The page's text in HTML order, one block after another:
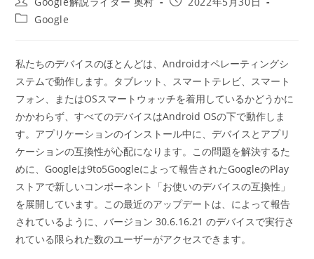
稿
者:
投
テ
ゴ
リ
ー:
Google
私たちのデバイスのほとんどは、Androidオペレーティングシ
ステムで動作します。タブレット、スマートテレビ、スマート
フォン、またはOSスマートウォッチを着用しているかどうかに
かかわらず、すべてのデバイスはAndroid OSの下で動作しま
す。アプリケーションのインストール中に、デバイスとアプリ
ケーションの互換性が心配になります。この問題を解決するた
めに、Googleは9to5Googleによって報告されたGoogleのPlay
ストアで新しいコンポーネント「お使いのデバイスの互換性」
を展開しています。この最近のアップデートは、によって報告
されているように、バージョン 30.6.16.21 のデバイスで実行さ
れている限られた数のユーザーがアクセスできます。